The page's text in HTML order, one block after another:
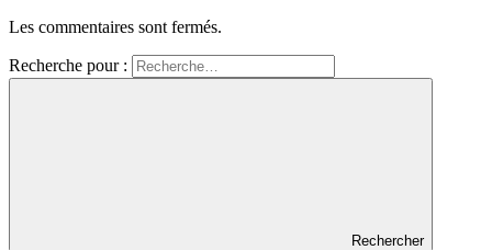
Les commentaires sont fermés.
Recherche pour :
Rechercher